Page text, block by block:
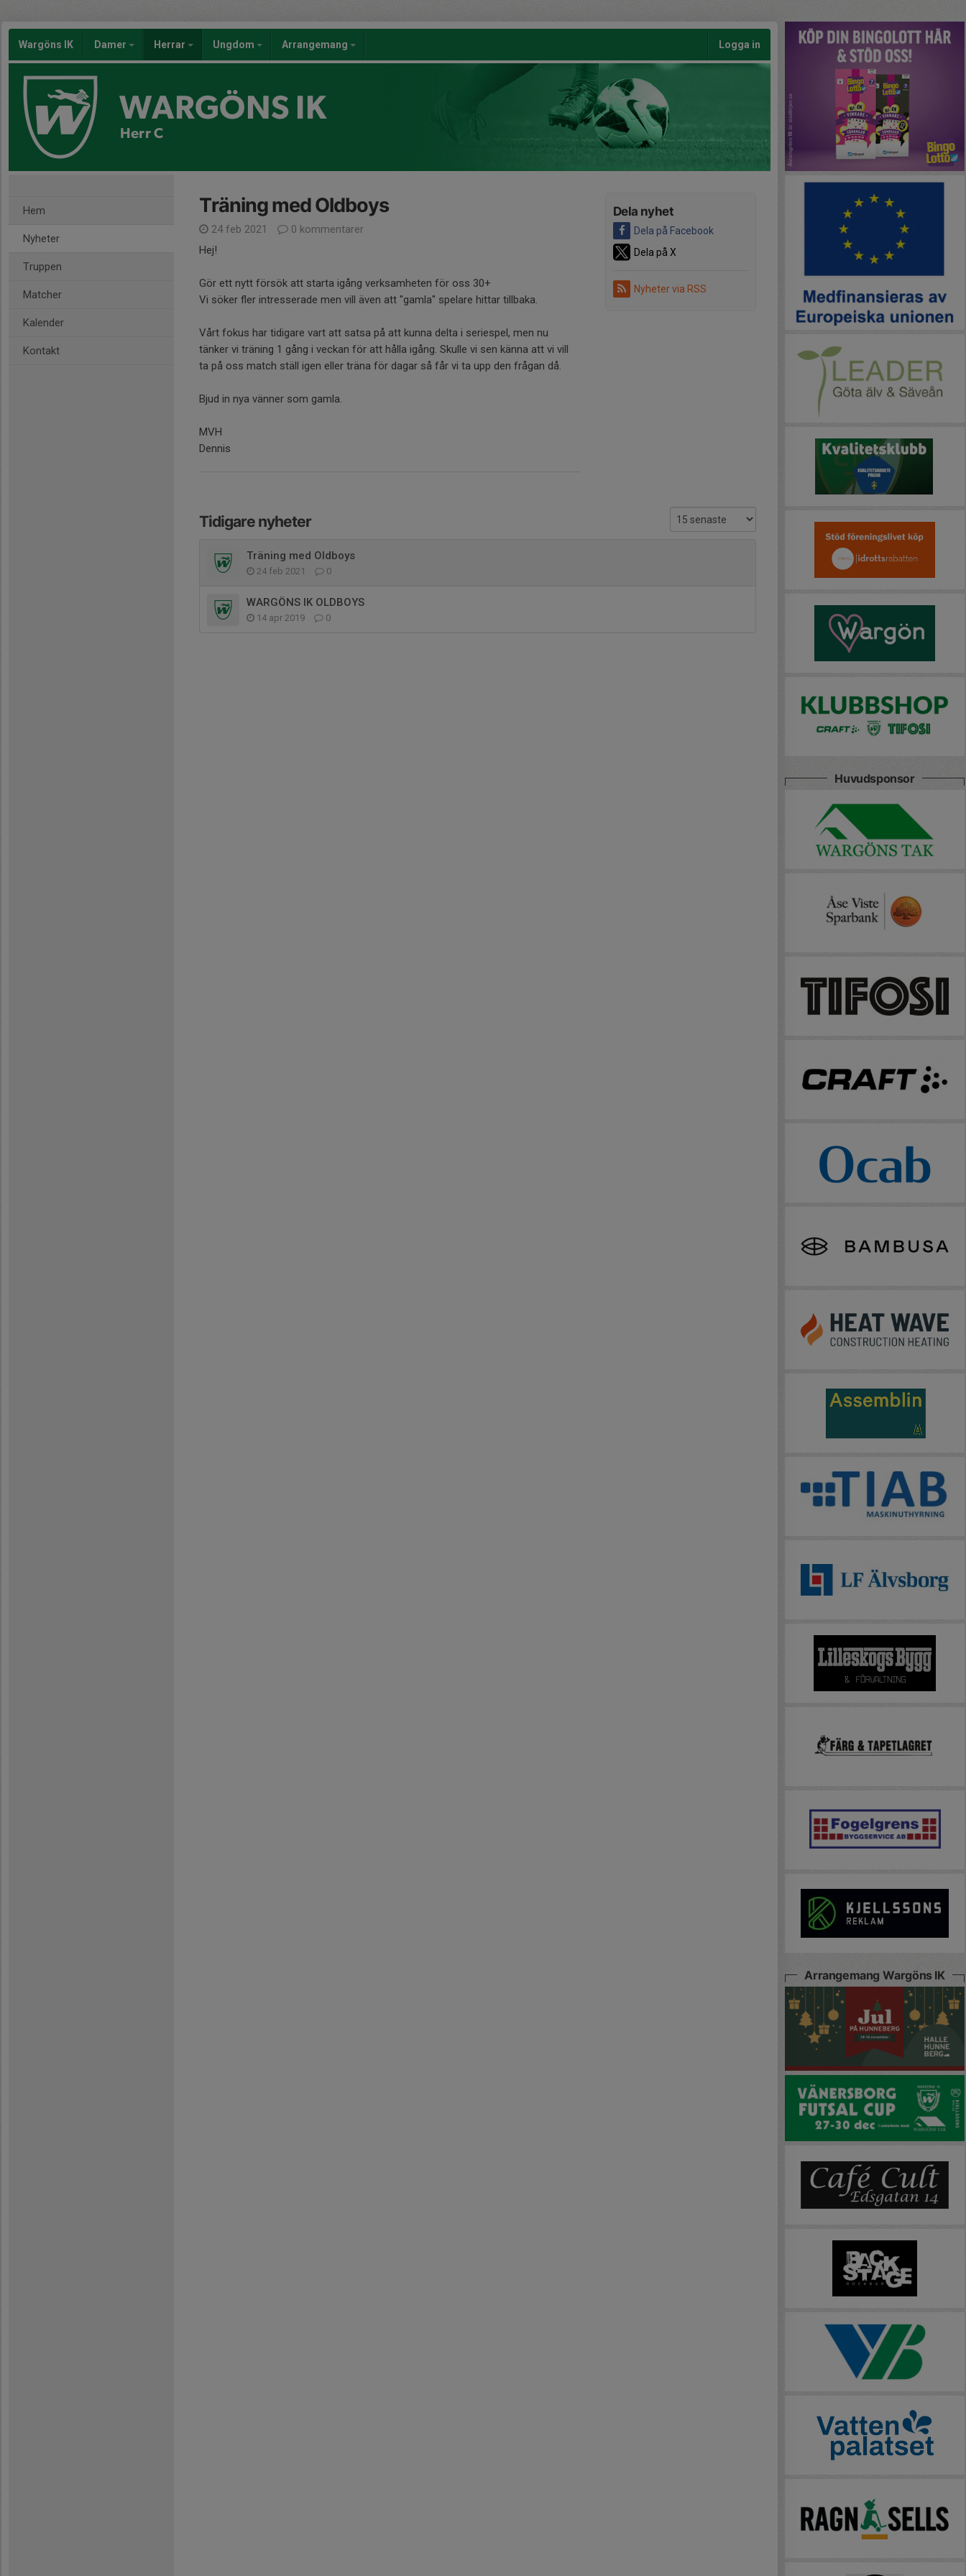
Wargöns IK Damer Herrar Ungdom Arrangemang Logga in
WARGÖNS IK
Herr C
Hem
Nyheter
Truppen
Matcher
Kalender
Kontakt
Dela nyhet
Dela på Facebook
Dela på X
Nyheter via RSS
Träning med Oldboys
24 feb 2021
0 kommentarer
Hej!
Gör ett nytt försök att starta igång verksamheten för oss 30+
Vi söker fler intresserade men vill även att "gamla" spelare hittar tillbaka.
Vårt fokus har tidigare vart att satsa på att kunna delta i seriespel, men nu
tänker vi träning 1 gång i veckan för att hålla igång. Skulle vi sen känna att vi vill
ta på oss match ställ igen eller träna för dagar så får vi ta upp den frågan då.
Bjud in nya vänner som gamla.
MVH
Dennis
Tidigare nyheter
Träning med Oldboys
24 feb 2021 0
WARGÖNS IK OLDBOYS
14 apr 2019 0
Huvudsponsor
Arrangemang Wargöns IK